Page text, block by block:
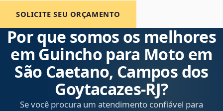
SOLICITE SEU ORÇAMENTO
Por que somos os melhores
em Guincho para Moto em
São Caetano, Campos dos
Goytacazes‑RJ?
Se você procura um atendimento confiável para